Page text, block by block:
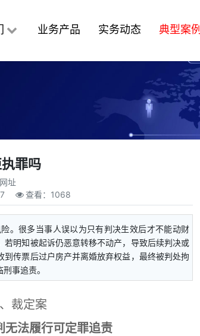
业务产品 实务动态 典型案例
罪吗
址
查看： 1068
。很多当事人误以为只有判决生效后才不能动财
明知被起诉仍恶意转移不动产，导致后续判决或
传票后过户房产并离婚放弃权益，最终被判处拘
事追责。
裁定案
法履行可定罪追责